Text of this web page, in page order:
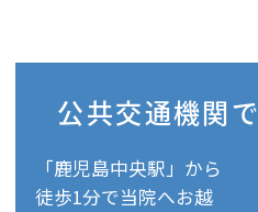
公共交通機関で
「鹿児島中央駅」から
徒歩1分で当院へお越